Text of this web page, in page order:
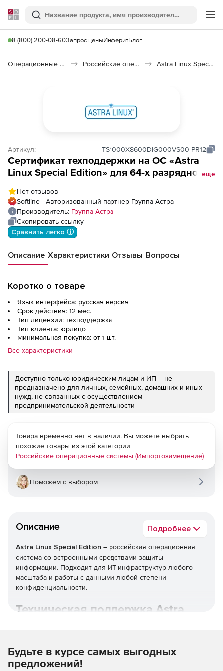
Softline
Поиск
8 (800) 200-08-60Запрос ценыИнферитБлог
Операционные системы Российские операционные системы (Импортозамещение) Astra Linux Special Edition
Артикул: TS1000Х8600DIG000VS00-PR12
Сертификат техподдержки на ОС «Astra
Linux Special Edition» для 64-х разрядной
лицензирования «Орел», для 1
виртуального сервера, тип
Привилегированная, на 12 мес.
еще
Нет отзывов
Softline - Авторизованный партнер Группа Астра
Производитель: Группа Астра
Скопировать ссылку
Сравнить легко ⓘ
Описание Характеристики Отзывы Вопросы
Коротко о товаре
Язык интерфейса: русская версия
Срок действия: 12 мес.
Тип лицензии: техподдержка
Тип клиента: юрлицо
Минимальная покупка: от 1 шт.
Все характеристики
Доступно только юридическим лицам и ИП – не
предназначено для личных, семейных, домашних и иных
нужд, не связанных с осуществлением
предпринимательской деятельности
Описание Подробнее
Astra Linux Special Edition – российская операционная
система со встроенными средствами защиты
информации. Подходит для ИТ-инфраструктур любого
масштаба и работы с данными любой степени
конфиденциальности.
Техническая поддержка Astra
Товара временно нет в наличии. Вы можете выбрать
похожие товары из этой категории
Российские операционные системы (Импортозамещение)
Поможем с выбором
Будьте в курсе самых выгодных
предложений!